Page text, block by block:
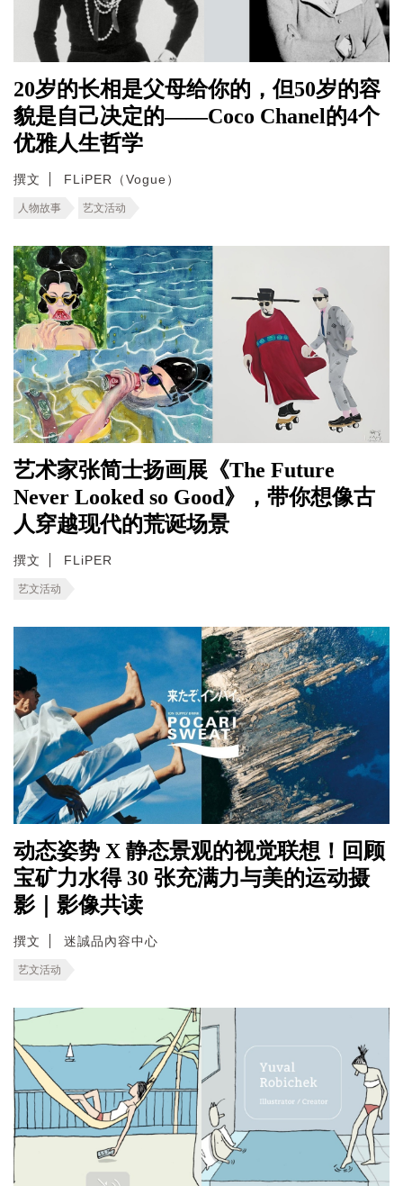
20岁的长相是父母给你的，但50岁的容
貌是自己决定的——Coco Chanel的4个
优雅人生哲学
撰文 FLiPER（Vogue）
人物故事 艺文活动
艺术家张简士扬画展《The Future
Never Looked so Good》，带你想像古
人穿越现代的荒诞场景
撰文 FLiPER
艺文活动
动态姿势 X 静态景观的视觉联想！回顾
宝矿力水得 30 张充满力与美的运动摄
影｜影像共读
撰文 迷誠品內容中心
艺文活动